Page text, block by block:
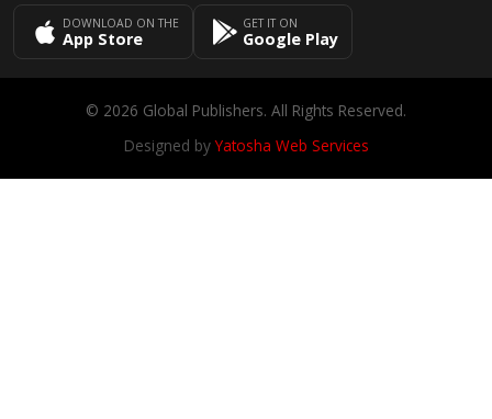
DOWNLOAD ON THE
App Store
GET IT ON
Google Play
© 2026 Global Publishers. All Rights Reserved.
Designed byYatosha Web Services